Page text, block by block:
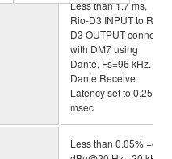
Less than 1.7 ms,
Rio-D3 INPUT to Rio-
D3 OUTPUT connect
with DM7 using
Dante, Fs=96 kHz.
Dante Receive
Latency set to 0.25
msec
Less than 0.05% +4